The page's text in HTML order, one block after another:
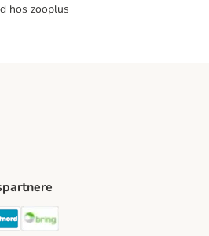
hos zooplus
Shipping Method
Postnord Shipping Method